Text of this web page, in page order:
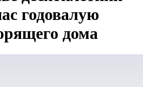
годовалую
дома